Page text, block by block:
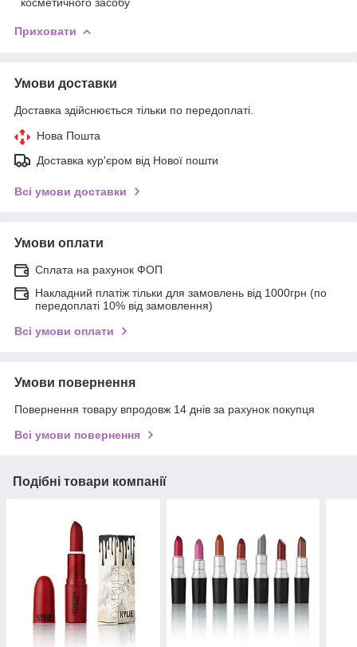
Приховати
Умови доставки
Доставка здійснюється тільки по передоплаті.
Нова Пошта
Доставка кур'єром від Нової пошти
Всі умови доставки
Умови оплати
Сплата на рахунок ФОП
Накладний платіж тільки для замовлень від 1000грн (по
передоплаті 10% від замовлення)
Всі умови оплати
Умови повернення
Повернення товару впродовж 14 днів за рахунок покупця
Всі умови повернення
Подібні товари компанії